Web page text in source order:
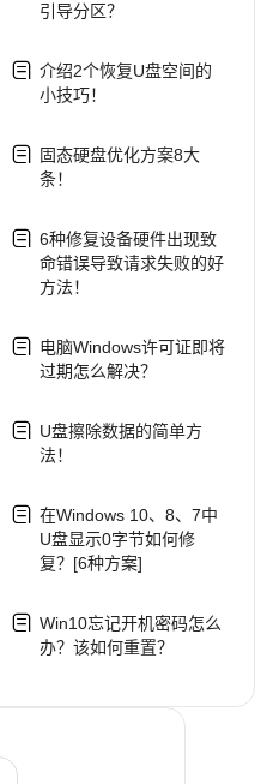
引导分区？
介绍2个恢复U盘空间的
小技巧！
固态硬盘优化方案8大
条！
6种修复设备硬件出现致
命错误导致请求失败的好
方法！
电脑Windows许可证即将
过期怎么解决？
U盘擦除数据的简单方
法！
在Windows 10、8、7中
U盘显示0字节如何修
复？[6种方案]
Win10忘记开机密码怎么
办？该如何重置？